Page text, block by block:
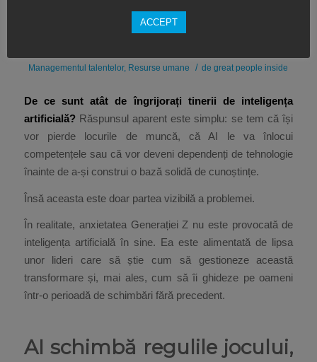
Cultura oragnizationala
Dezvoltarea personalului,Eficientizarea muncii
Managementul talentelor, Resurse umane / degreat people inside
De ce sunt atât de îngrijorați tinerii de inteligența
artificială?Răspunsul aparent este simplu: se tem că își
vor pierde locurile de muncă, că AI le va înlocui
competențele sau că vor deveni dependenți de tehnologie
înainte de a-și construi o bază solidă de cunoștințe.
Însă aceasta este doar partea vizibilă a problemei.
În realitate, anxietatea Generației Z nu este provocată de
inteligența artificială în sine. Ea este alimentată de lipsa
unor lideri care să știe cum să gestioneze această
transformare și, mai ales, cum să îi ghideze pe oameni
într-o perioadă de schimbări fără precedent.
AI schimbă regulile jocului,
ACCEPT